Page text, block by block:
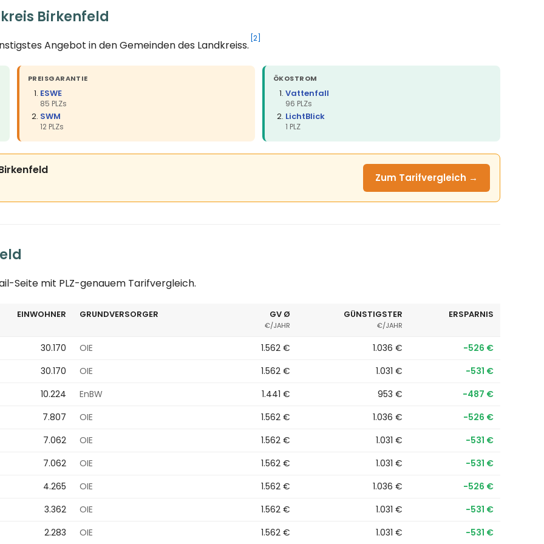
Birkenfeld
Angebot in den Gemeinden des Landkreiss. [2]
PREISGARANTIE
ESWE
85 PLZs
SWM
12 PLZs
ÖKOSTROM
Vattenfall
96 PLZs
LichtBlick
1 PLZ
Zum Tarifvergleich →
Seite mit PLZ-genauem Tarifvergleich.
EINWOHNER GRUNDVERSORGER GV Ø
€/JAHR
GÜNSTIGSTER
€/JAHR
ERSPARNIS
30.170 OIE 1.562 € 1.036 €
−526 €
30.170
OIE 1.562 € 1.031 €
−531 €
10.224
EnBW 1.441 € 953 €
−487 €
7.807
OIE 1.562 € 1.036 €
−526 €
7.062
OIE 1.562 € 1.031 €
−531 €
7.062
OIE 1.562 € 1.031 €
−531 €
4.265
OIE 1.562 € 1.036 €
−526 €
3.362
OIE 1.562 € 1.031 €
−531 €
2.283
OIE 1.562 € 1.031 € −531 €